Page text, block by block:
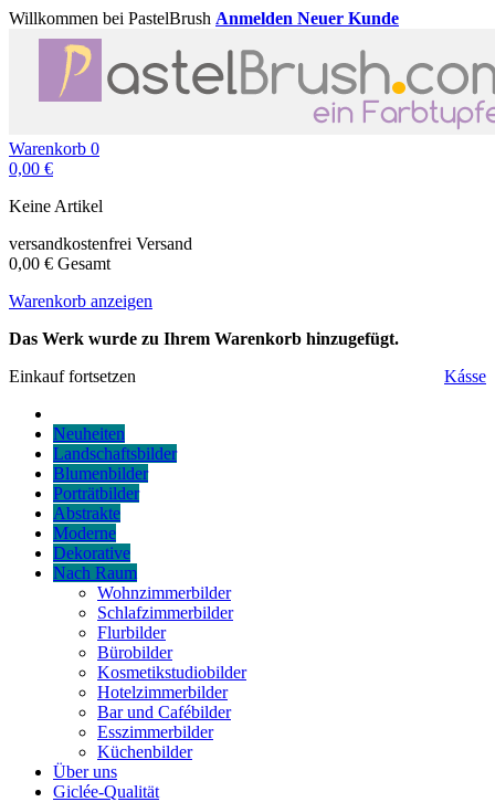
Willkommen bei PastelBrush Anmelden Neuer Kunde
Warenkorb 0
0,00 €
Keine Artikel
versandkostenfrei Versand
0,00 € Gesamt
Warenkorb anzeigen
Das Werk wurde zu Ihrem Warenkorb hinzugefügt.
Einkauf fortsetzen
Kásse
Neuheiten
Landschaftsbilder
Blumenbilder
Porträtbilder
Abstrakte
Moderne
Dekorative
Nach Raum
Wohnzimmerbilder
Schlafzimmerbilder
Flurbilder
Bürobilder
Kosmetikstudiobilder
Hotelzimmerbilder
Bar und Cafébilder
Esszimmerbilder
Küchenbilder
Über uns
Giclée-Qualität